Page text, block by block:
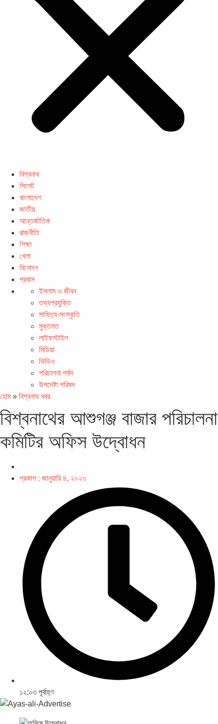
বিশ্বনাথ
সিলেট
বাংলাদেশ
জাতীয়
আন্তর্জাতিক
রাজনীতি
শিক্ষা
খেলা
বিনোদন
প্রবাস
ইসলাম ও জীবন
তথ্যপ্রযুক্তি
সাহিত্য-সংস্কৃতি
মুক্তমত
লাইফস্টাইল
মিডিয়া
ভিডিও
পরিচালনা পর্ষদ
উপদেষ্টা পরিষদ
হোম» বিশ্বনাথ খবর
বিশ্বনাথের আশুগঞ্জ বাজার পরিচালনা
কমিটির অফিস উদ্বোধন
প্রকাশ : জানুয়ারি ৪, ২০২৩
১২:০৩ পূর্বাহ্ণ